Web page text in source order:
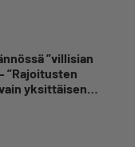
”villisian
”Rajoitusten
yksittäisen